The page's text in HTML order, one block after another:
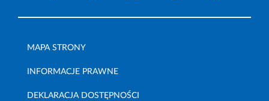
MAPA STRONY
INFORMACJE PRAWNE
DEKLARACJA DOSTĘPNOŚCI